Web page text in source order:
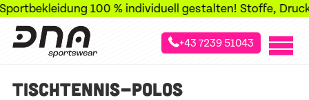
100 % individuell gestalten! Stoffe,
+43 7239 51043
»
TISCHTENNIS-POLOS